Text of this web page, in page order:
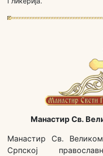
Манастир Св.
Манастир Св.
Српској